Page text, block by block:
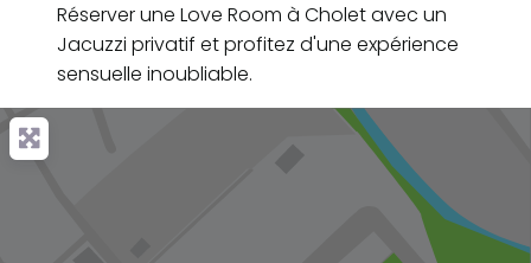
Réserver une Love Room à Cholet avec un
Jacuzzi privatif et profitez d'une expérience
sensuelle inoubliable.